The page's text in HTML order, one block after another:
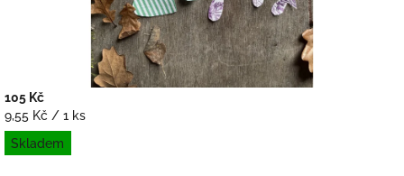
105 Kč
Měrná
cena:
9,55 Kč / 1 ks
Skladem